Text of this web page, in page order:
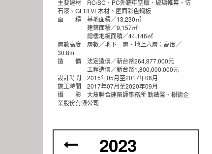
主要建材 RC/SC、PC外牆中空版、玻璃帷幕、仿
石漆、GLT/LVL木材、屋面彩色鋼板
面 積 基地面積／13,230㎡
建築面積／9,157㎡
總樓地板面積／44,146㎡
層數高度 層數／地下一層、地上六層；高度／
30.8m
造 價 法定造價／新台幣264,877,000元
工程造價／新台幣1,800,000,000元
設計時間 2015年05月至2017年06月
施工時間 2017年07月至2020年09月
攝 影 大雋聯合建築師事務所 勤薇馨、樹德企
業股份有限公司
2023